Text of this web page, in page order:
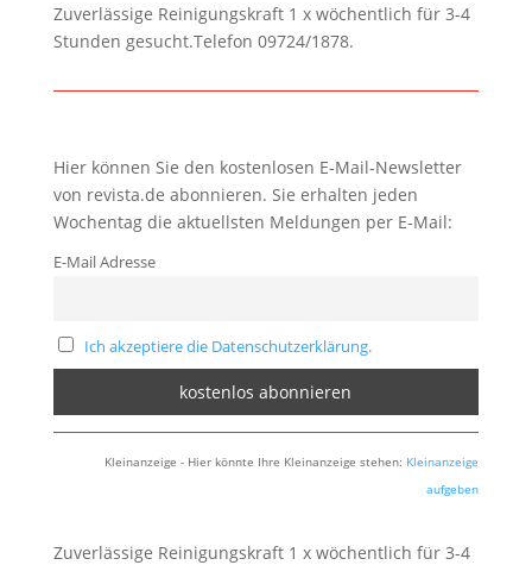
Zuverlässige Reinigungskraft 1 x wöchentlich für 3-4
Stunden gesucht.Telefon 09724/1878.
Hier können Sie den kostenlosen E-Mail-Newsletter
von revista.de abonnieren. Sie erhalten jeden
Wochentag die aktuellsten Meldungen per E-Mail:
E-Mail Adresse
Ich akzeptiere die Datenschutzerklärung.
Kleinanzeige - Hier könnte Ihre Kleinanzeige stehen: Kleinanzeige
aufgeben
Zuverlässige Reinigungskraft 1 x wöchentlich für 3-4